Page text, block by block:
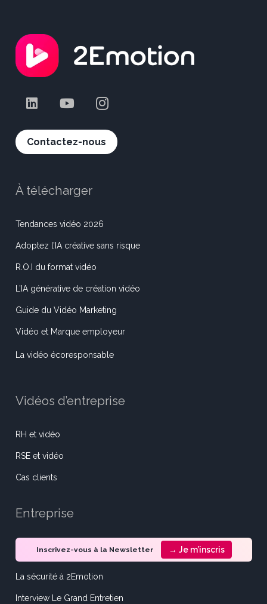
Contactez-nous
À télécharger
Tendances vidéo 2026
Adoptez l’IA créative sans risque
R.O.I du format vidéo
L’IA générative de création vidéo
Guide du Vidéo Marketing
Vidéo et Marque employeur
La vidéo écoresponsable
Vidéos d’entreprise
RH et vidéo
RSE et vidéo
Cas clients
Entreprise
Inscrivez-vous à la Newsletter → Je m’inscris
La sécurité à 2Emotion
Interview Le Grand Entretien